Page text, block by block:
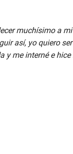
muchísimo a
así, yo quiero
y me interné e hice